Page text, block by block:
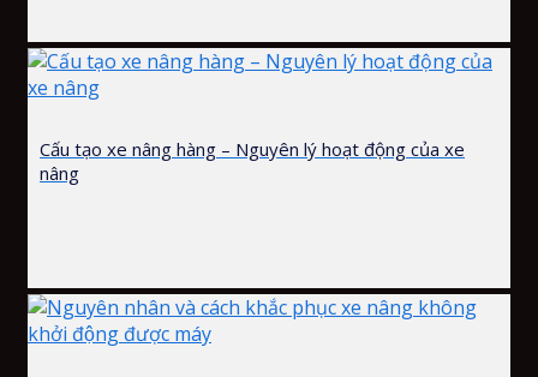
Cấu tạo xe nâng hàng – Nguyên lý hoạt động của xe
nâng